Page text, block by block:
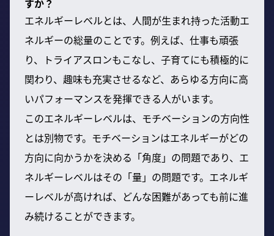
エネルギーレベルとは、人間が生まれ持った活動エ
ネルギーの総量のことです。例えば、仕事も頑張
り、トライアスロンもこなし、子育てにも積極的に
関わり、趣味も充実させるなど、あらゆる方向に高
いパフォーマンスを発揮できる人がいます。
このエネルギーレベルは、モチベーションの方向性
とは別物です。モチベーションはエネルギーがどの
方向に向かうかを決める「角度」の問題であり、エ
ネルギーレベルはその「量」の問題です。エネルギ
ーレベルが高ければ、どんな困難があっても前に進
み続けることができます。